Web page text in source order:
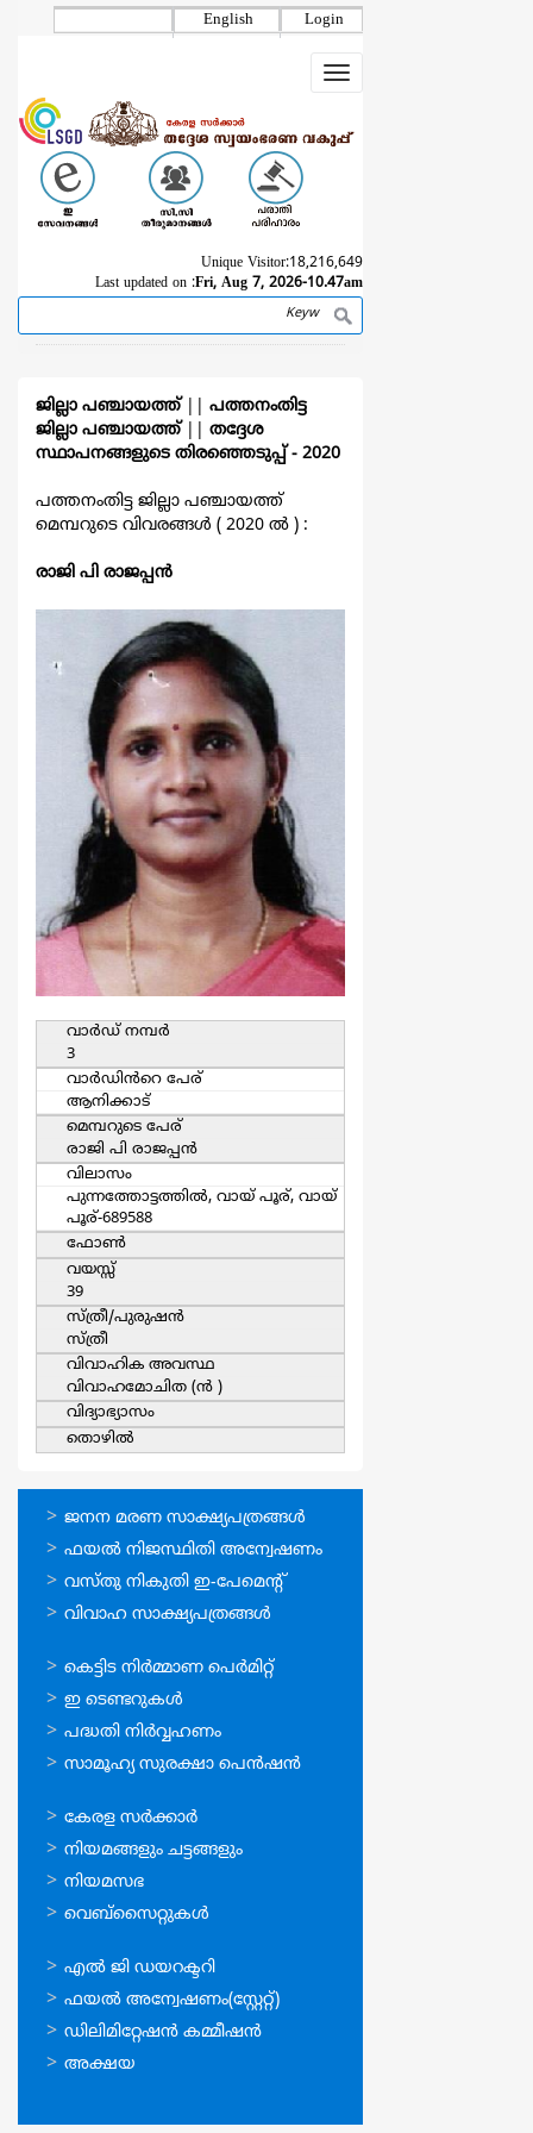
Login
English
Toggle
navigation
Unique Visitor:18,216,649
Last updated on :Fri, Aug 7, 2026-10.47am
Search
ജില്ലാ പഞ്ചായത്ത്|| പത്തനംതിട്ട
ജില്ലാ പഞ്ചായത്ത്
തദ്ദേശ
സ്ഥാപനങ്ങളുടെ തിരഞ്ഞെടുപ്പ്‌ - 2020
പത്തനംതിട്ട ജില്ലാ പഞ്ചായത്ത്
മെമ്പറുടെ വിവരങ്ങള്‍ ( 2020 ല്‍ ) :
രാജി പി രാജപ്പന്‍
വാര്‍ഡ്‌ നമ്പര്‍
3
വാര്‍ഡിൻറെ പേര്
ആനിക്കാട്
മെമ്പറുടെ പേര്
രാജി പി രാജപ്പന്‍
വിലാസം
പുന്നത്തോട്ടത്തില്‍, വായ് പൂര്, വായ്
പൂര്-689588
ഫോൺ
വയസ്സ്
39
സ്ത്രീ/പുരുഷന്‍
സ്ത്രീ
വിവാഹിക അവസ്ഥ
വിവാഹമോചിത (ന്‍ )
വിദ്യാഭ്യാസം
തൊഴില്‍
ഓണ്‍ലൈന്‍
സേവനങ്ങള്‍
ജനന മരണ സാക്ഷ്യപത്രങ്ങള്‍
ഫയല്‍ നിജസ്ഥിതി അന്വേഷണം
വസ്തു നികുതി ഇ-പേമെന്റ്
വിവാഹ സാക്ഷ്യപത്രങ്ങള്‍
ഓണ്‍ലൈന്‍
സേവനങ്ങള്‍
കെട്ടിട നിര്‍മ്മാണ പെര്‍മിറ്റ്‌
ഇ ടെണ്ടറുകള്‍
പദ്ധതി നിര്‍വ്വഹണം
സാമൂഹ്യ സുരക്ഷാ പെന്‍ഷന്‍
ഉപയോഗപ്രദമായ
കണ്ണികള്‍
കേരള സര്‍ക്കാര്‍
നിയമങ്ങളും ചട്ടങ്ങളും
നിയമസഭ
വെബ്സൈറ്റുകള്‍
ഉപയോഗപ്രദമായ
കണ്ണികള്‍
എല്‍ ജി ഡയറക്ടറി
ഫയല്‍ അന്വേഷണം(സ്റ്റേറ്റ്)
ഡിലിമിറ്റേഷന്‍ കമ്മീഷന്‍
അക്ഷയ